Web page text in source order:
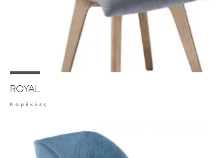
ROYAL
Καρέκλες